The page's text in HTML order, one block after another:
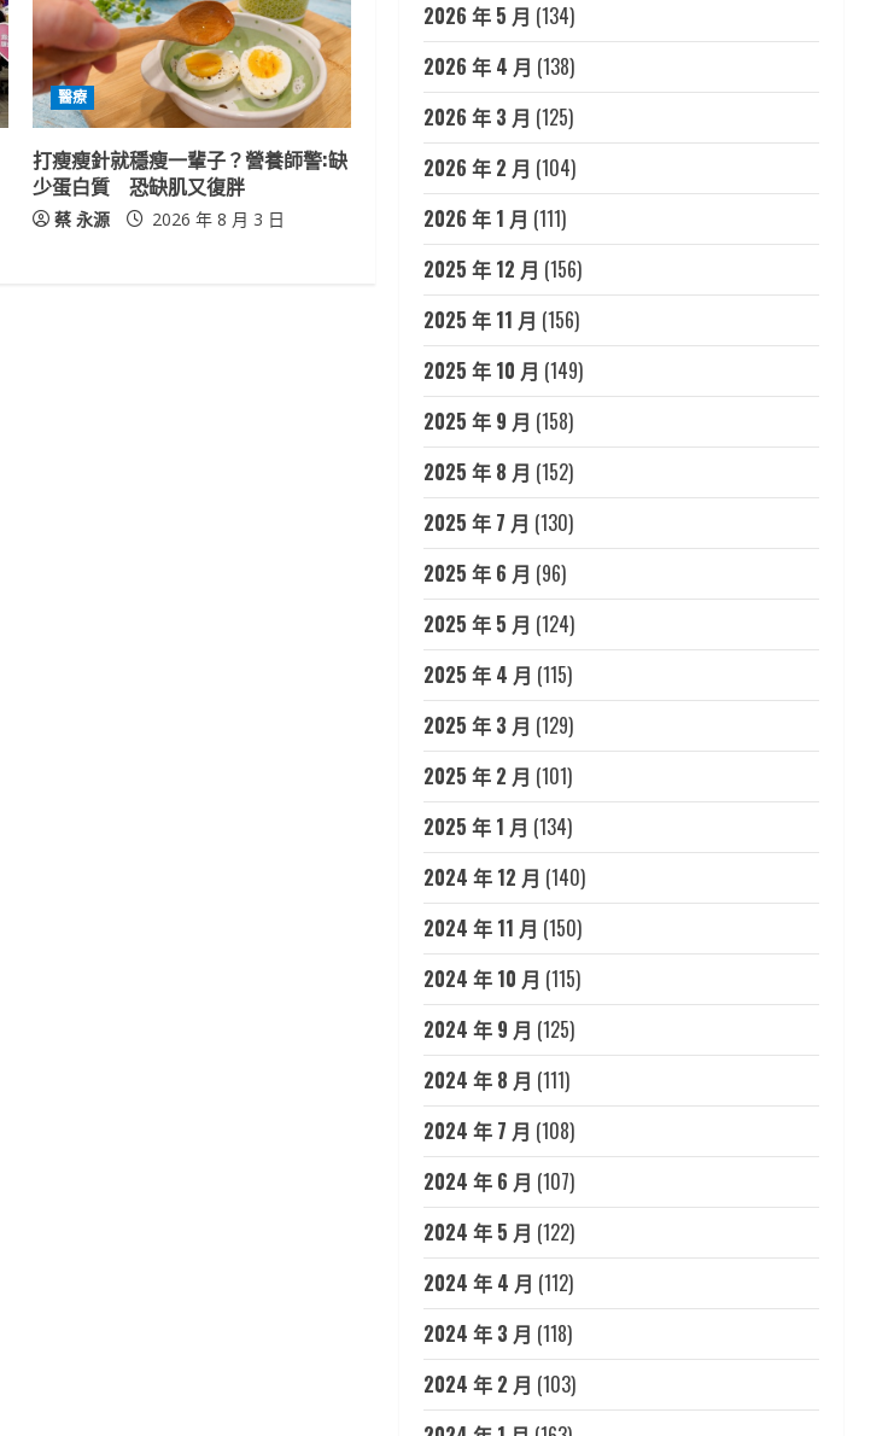
醫療
打瘦瘦針就穩瘦一輩子？營養師警:缺
少蛋白質 恐缺肌又復胖
蔡 永源 2026 年 8 月 3 日
2026 年 5 月 (134)
2026 年 4 月 (138)
2026 年 3 月 (125)
2026 年 2 月 (104)
2026 年 1 月 (111)
2025 年 12 月 (156)
2025 年 11 月 (156)
2025 年 10 月 (149)
2025 年 9 月 (158)
2025 年 8 月 (152)
2025 年 7 月 (130)
2025 年 6 月 (96)
2025 年 5 月 (124)
2025 年 4 月 (115)
2025 年 3 月 (129)
2025 年 2 月 (101)
2025 年 1 月 (134)
2024 年 12 月 (140)
2024 年 11 月 (150)
2024 年 10 月 (115)
2024 年 9 月 (125)
2024 年 8 月 (111)
2024 年 7 月 (108)
2024 年 6 月 (107)
2024 年 5 月 (122)
2024 年 4 月 (112)
2024 年 3 月 (118)
2024 年 2 月 (103)